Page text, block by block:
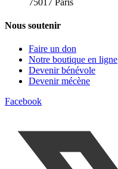
Nous soutenir
Faire un don
Notre boutique en ligne
Devenir bénévole
Devenir mécène
Facebook